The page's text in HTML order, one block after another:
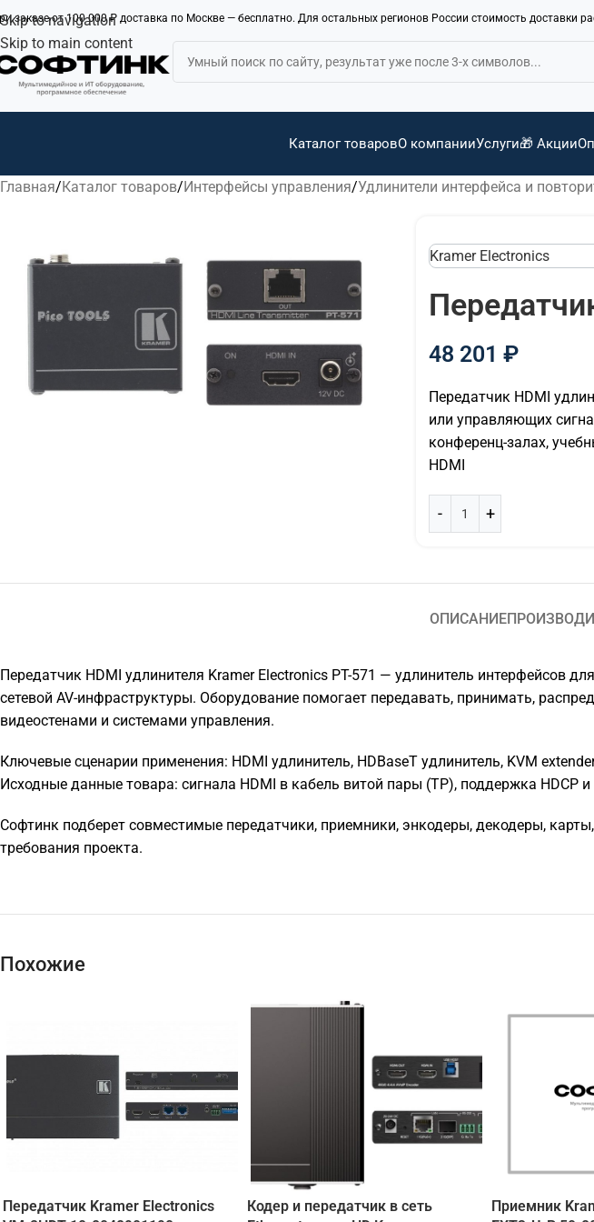
Skip to navigation
Skip to main content
заказе от 100 000 ₽ доставка по Москве — бесплатно. Для остальных регионов России стоимость доставки
Каталог товаровО компанииУслуги🎁 Акции
Главная Каталог товаров Интерфейсы управления Удлинители интерфейса и
Kramer Electronics
48 201 ₽
Передатчик HDMI
или управляющих
конференц-залах,
HDMI
ОПИСАНИЕ
Передатчик HDMI удлинителя Kramer Electronics PT-571 — удлинитель интерфейсов
сетевой AV-инфраструктуры. Оборудование помогает передавать, принимать,
видеостенами и системами управления.
Ключевые сценарии применения: HDMI удлинитель, HDBaseT удлинитель, KVM
Исходные данные товара: сигнала HDMI в кабель витой пары (TP), поддержка HDCP
Софтинк подберет совместимые передатчики, приемники, энкодеры, декодеры,
требования проекта.
Похожие
Передатчик Kramer Electronics
Кодер и передатчик в сеть
Приемник